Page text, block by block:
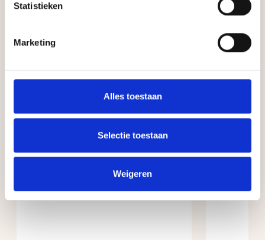
Statistieken
Marketing
Alles toestaan
Selectie toestaan
Weigeren
Andere producten